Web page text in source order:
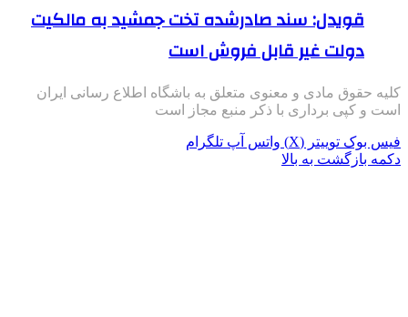
قویدل: سند صادرشده تخت جمشید به مالکیت
دولت غیر قابل فروش است
کلیه حقوق مادی و معنوی متعلق به باشگاه اطلاع رسانی ایران
است و کپی برداری با ذکر منبع مجاز است
فیس بوک توییتر (X) واتس آپ تلگرام
دکمه بازگشت به بالا